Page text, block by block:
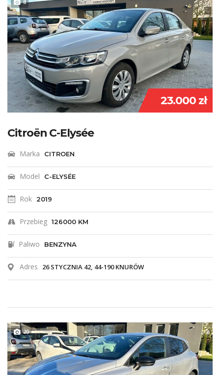
8
23.000 zł
Citroën C-Elysée
Marka CITROEN
Model C-ELYSÉE
Rok 2019
Przebieg 126000 KM
Paliwo BENZYNA
Adres 26 STYCZNIA 42, 44-190 KNURÓW
20